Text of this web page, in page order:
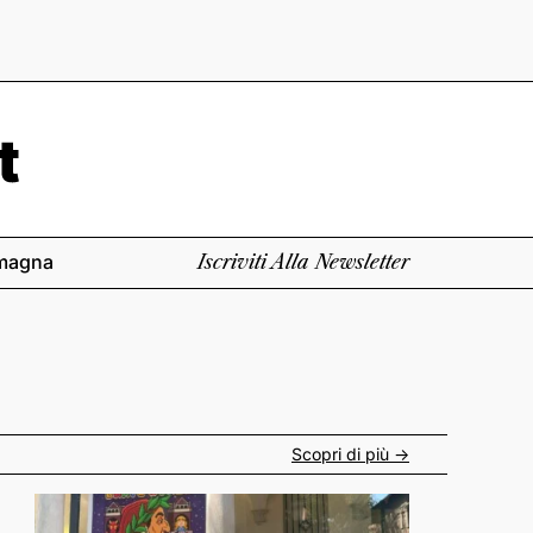
Iscriviti Alla Newsletter
Scopri di più ->